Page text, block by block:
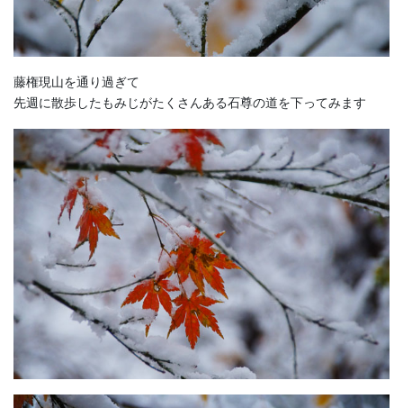
藤権現山を通り過ぎて
先週に散歩したもみじがたくさんある石尊の道を下ってみます